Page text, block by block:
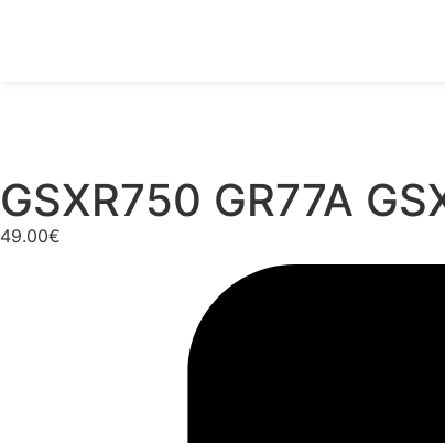
GSXR750 GR77A
49.00€